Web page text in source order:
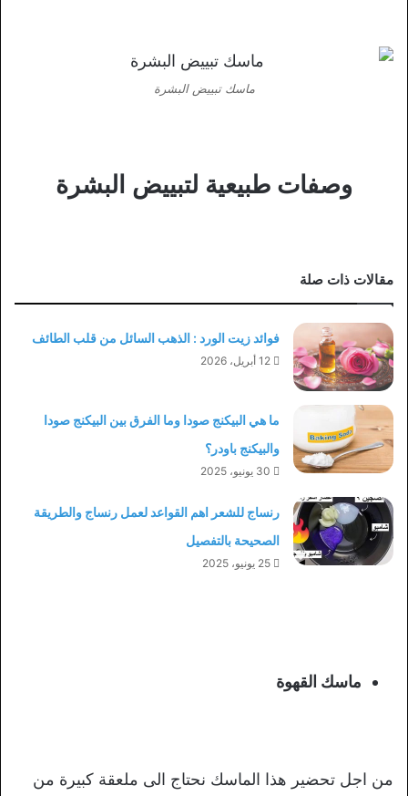
ماسك تبييض البشرة
وصفات طبيعية لتبييض البشرة
مقالات ذات صلة
فوائد زيت الورد : الذهب السائل من قلب الطائف
12 أبريل، 2026
ما هي البيكنج صودا وما الفرق بين البيكنج صودا
والبيكنج باودر؟
30 يونيو، 2025
رنساج للشعر اهم القواعد لعمل رنساج والطريقة
الصحيحة بالتفصيل
25 يونيو، 2025
ماسك القهوة
من اجل تحضير هذا الماسك نحتاج الى ملعقة كبيرة من